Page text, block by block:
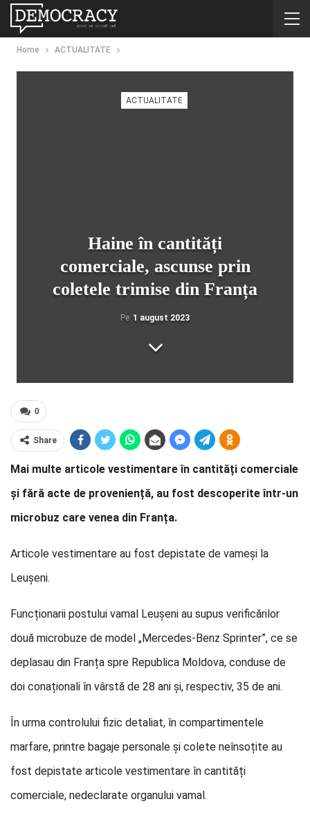
Home ACTUALITATE
ACTUALITATE
Haine în cantități
comerciale, ascunse prin
coletele trimise din Franța
Pe 1 august 2023
0
Share
Mai multe articole vestimentare în cantități comerciale
și fără acte de proveniență, au fost descoperite într-un
microbuz care venea din Franța.
Articole vestimentare au fost depistate de vameși la
Leușeni.
Funcționarii postului vamal Leușeni au supus verificărilor
două microbuze de model „Mercedes-Benz Sprinter”, ce se
deplasau din Franța spre Republica Moldova, conduse de
doi conaționali în vârstă de 28 ani și, respectiv, 35 de ani.
În urma controlului fizic detaliat, în compartimentele
marfare, printre bagaje personale și colete neînsoțite au
fost depistate articole vestimentare în cantități
comerciale, nedeclarate organului vamal.